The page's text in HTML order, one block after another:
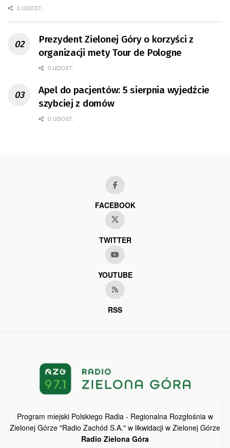
0 UDOST.
Prezydent Zielonej Góry o korzyści z
organizacji mety Tour de Pologne
0 UDOST.
Apel do pacjentów: 5 sierpnia wyjedźcie
szybciej z domów
0 UDOST.
FACEBOOK
TWITTER
YOUTUBE
RSS
Program miejski Polskiego Radia - Regionalna Rozgłośnia w
Zielonej Górze "Radio Zachód S.A." w likwidacji w Zielonej Górze
Radio Zielona Góra